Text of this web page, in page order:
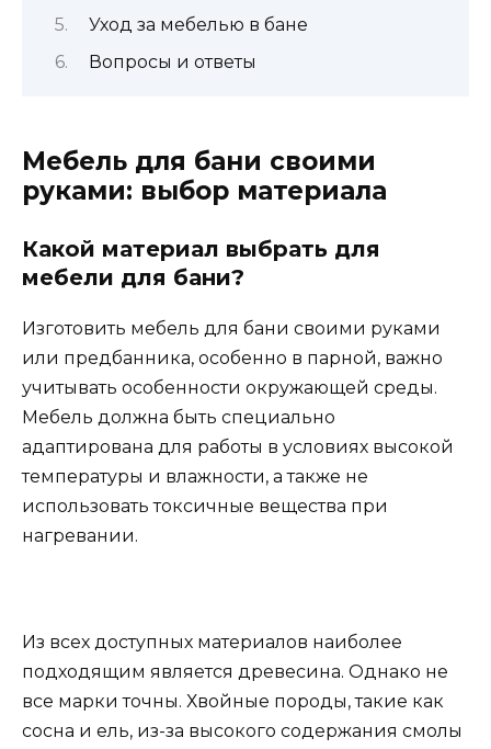
Уход за мебелью в бане
Вопросы и ответы
Мебель для бани своими
руками: выбор материала
Какой материал выбрать для
мебели для бани?
Изготовить мебель для бани своими руками
или предбанника, особенно в парной, важно
учитывать особенности окружающей среды.
Мебель должна быть специально
адаптирована для работы в условиях высокой
температуры и влажности, а также не
использовать токсичные вещества при
нагревании.
Из всех доступных материалов наиболее
подходящим является древесина. Однако не
все марки точны. Хвойные породы, такие как
сосна и ель, из-за высокого содержания смолы